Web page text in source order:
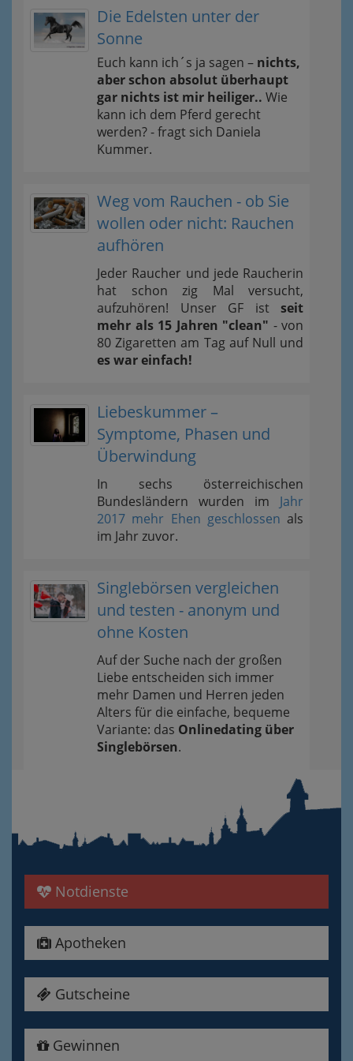
Die Edelsten unter der
Sonne
Euch kann ich´s ja sagen – nichts,
aber schon absolut überhaupt
gar nichts ist mir heiliger.. Wie
kann ich dem Pferd gerecht
werden? - fragt sich Daniela
Kummer.
Weg vom Rauchen - ob Sie
wollen oder nicht: Rauchen
aufhören
Jeder Raucher und jede Raucherin
hat schon zig Mal versucht,
aufzuhören! Unser GF ist seit
mehr als 15 Jahren "clean" - von
80 Zigaretten am Tag auf Null und
es war einfach!
Liebeskummer –
Symptome, Phasen und
Überwindung
In sechs österreichischen
Bundesländern wurden im Jahr
2017 mehr Ehen geschlossen als
im Jahr zuvor.
Singlebörsen vergleichen
und testen - anonym und
ohne Kosten
Auf der Suche nach der großen
Liebe entscheiden sich immer
mehr Damen und Herren jeden
Alters für die einfache, bequeme
Variante: das Onlinedating über
Singlebörsen.
Notdienste
Apotheken
Gutscheine
Gewinnen